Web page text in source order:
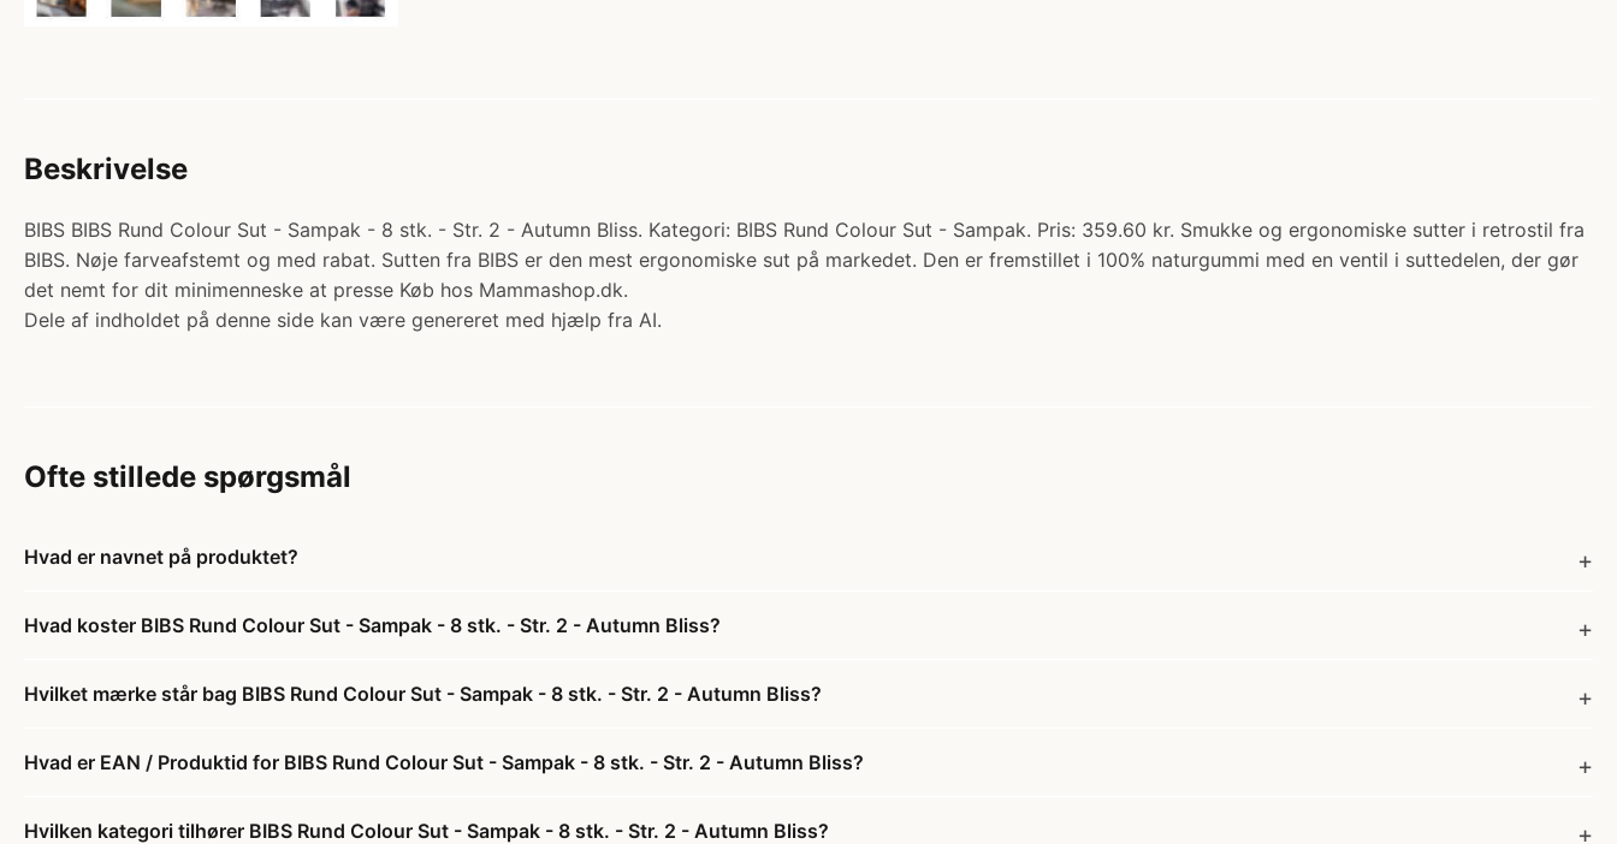
Beskrivelse
BIBS BIBS Rund Colour Sut - Sampak - 8 stk. - Str. 2 - Autumn Bliss. Kategori: BIBS Rund Colour Sut - Sampak. Pris: 359.60 kr. Smukke og ergonomiske sutter i retrostil fra
BIBS. Nøje farveafstemt og med rabat. Sutten fra BIBS er den mest ergonomiske sut på markedet. Den er fremstillet i 100% naturgummi med en ventil i suttedelen, der gør
det nemt for dit minimenneske at presse Køb hos Mammashop.dk.
Dele af indholdet på denne side kan være genereret med hjælp fra AI.
Ofte stillede spørgsmål
Hvad er navnet på produktet?
Hvad koster BIBS Rund Colour Sut - Sampak - 8 stk. - Str. 2 - Autumn Bliss?
Hvilket mærke står bag BIBS Rund Colour Sut - Sampak - 8 stk. - Str. 2 - Autumn Bliss?
Hvad er EAN / Produktid for BIBS Rund Colour Sut - Sampak - 8 stk. - Str. 2 - Autumn Bliss?
Hvilken kategori tilhører BIBS Rund Colour Sut - Sampak - 8 stk. - Str. 2 - Autumn Bliss?